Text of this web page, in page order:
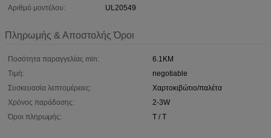
Αριθμό μοντέλου:
UL20549
Πληρωμής & Αποστολής Όροι
Ποσότητα παραγγελίας min:
6.1KM
Τιμή:
negotiable
Συσκευασία λεπτομέρειες:
Χαρτοκιβώτιο/παλέτα
Χρόνος παράδοσης:
2-3W
Όροι πληρωμής:
T / T